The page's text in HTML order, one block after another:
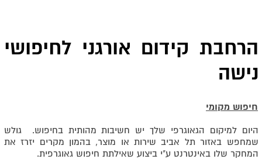
הרחבת קידום אורגני לחיפושי
נישה
חיפוש מקומי
היום למיקום הגאוגרפי שלך יש חשיבות מהותית בחיפוש. גולש
שמחפש באזור תל אביב שירות או מוצר, בהמון מקרים יזרז את
המחקר שלו באינטרנט ע"י ביצוע שאילתת חיפוש גאוגרפית.